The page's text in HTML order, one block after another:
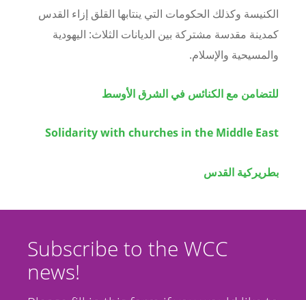
الكنيسة وكذلك الحكومات التي ينتابها القلق إزاء القدس
كمدينة مقدسة مشتركة بين الديانات الثلاث: اليهودية
والمسيحية والإسلام.
للتضامن مع الكنائس في الشرق الأوسط
Solidarity with churches in the Middle East
بطريركية القدس
Subscribe to the WCC
news!